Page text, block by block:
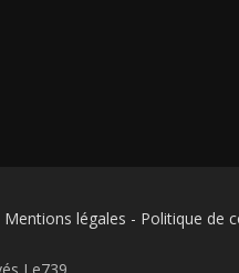
Mentions légales - Politique de